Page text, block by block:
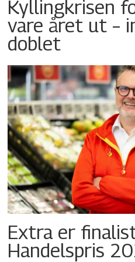
Kyllingkrisen
vare året ut –
doblet
Extra er
Handelspris